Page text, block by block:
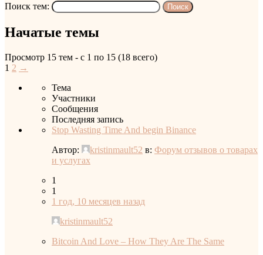
Поиск тем:
Начатые темы
Просмотр 15 тем - с 1 по 15 (18 всего)
1 2 →
Тема
Участники
Сообщения
Последняя запись
Stop Wasting Time And begin Binance
Автор:
kristinmault52 в: Форум отзывов о товарах
и услугах
1
1
1 год, 10 месяцев назад
kristinmault52
Bitcoin And Love – How They Are The Same